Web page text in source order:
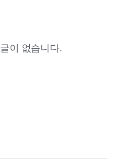
이 없습니다.